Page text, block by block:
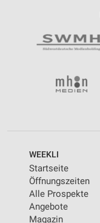
WEEKLI
Startseite
Öffnungszeiten
Alle Prospekte
Angebote
Magazin